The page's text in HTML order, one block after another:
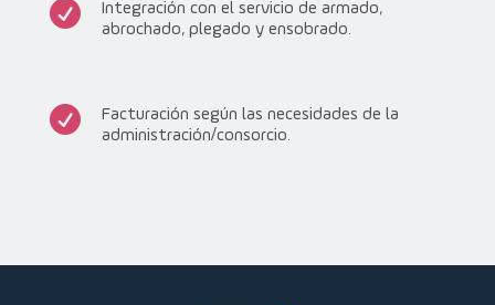

Integración con el servicio de armado,
abrochado, plegado y ensobrado.

Facturación según las necesidades de la
administración/consorcio.